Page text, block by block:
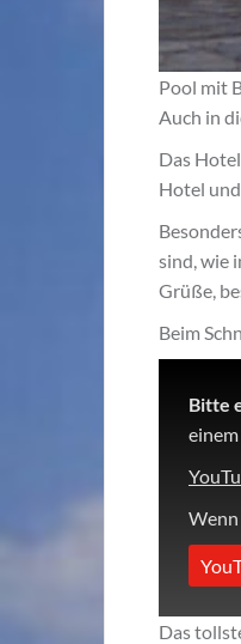
Pool mit
Auch in
Das
Hotel
sind, wie
Grüße,
Beim
Bitte
Wenn
Das